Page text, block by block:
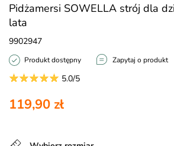
Pidżamersi SOWELLA strój dla
lata
9902947
Produkt dostępny Zapytaj o produkt
5.0/5
119,90 zł